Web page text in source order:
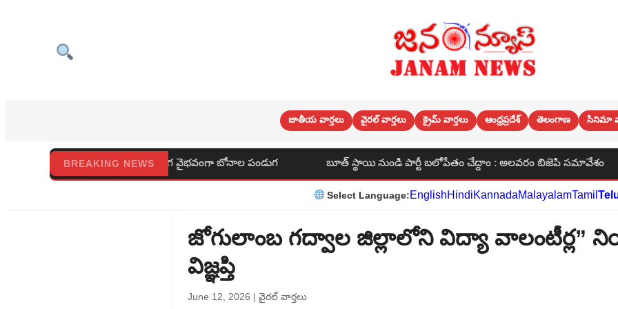
జాతీయ వార్తలు వైరల్ వార్తలు క్రైమ్ వార్తలు ఆంధ్రప్రదేశ్ తెలంగాణ సినిమా
BREAKING NEWS
వైభవంగా బోనాల పండుగ బూత్ స్థాయి నుండి పార్టీ బలోపేతం చేద్దాం : అలవరం బిజెపి సమావేశం టెట్ మెటీరియల్ ను సద్వినియోగం
Select Language:EnglishHindiKannadaMalayalamTamil
జోగులాంబ గద్వాల జిల్లాలోని విద్యా వాలంటీర్ల”
విజ్ఞప్తి
June 12, 2026 | వైరల్ వార్తలు